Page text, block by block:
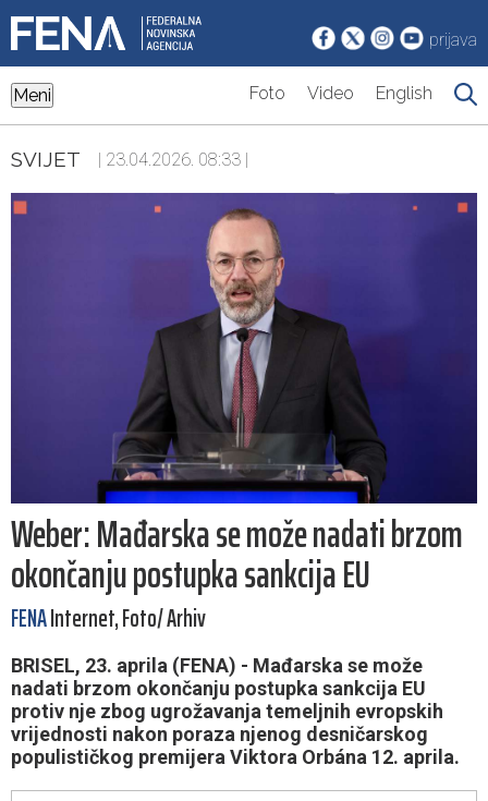
prijava
Meni Foto Video English
SVIJET | 23.04.2026. 08:33 |
Weber: Mađarska se može nadati brzom
okončanju postupka sankcija EU
FENAInternet, Foto/ Arhiv
BRISEL, 23. aprila (FENA) - Mađarska se može
nadati brzom okončanju postupka sankcija EU
protiv nje zbog ugrožavanja temeljnih evropskih
vrijednosti nakon poraza njenog desničarskog
populističkog premijera Viktora Orbána 12. aprila.